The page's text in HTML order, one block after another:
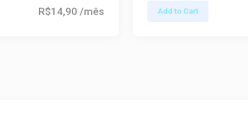
R$14,90 /mês Add to Cart